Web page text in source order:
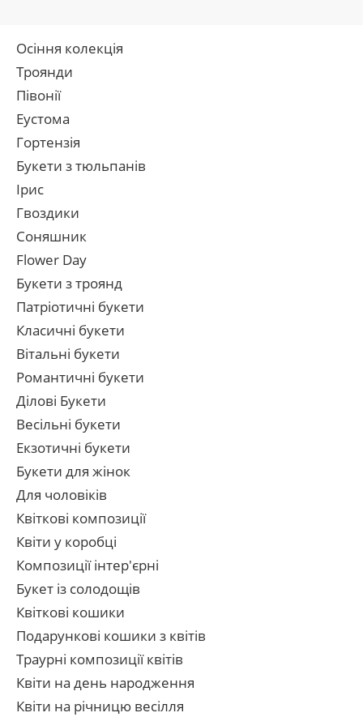
Осіння колекція
Троянди
Півонії
Еустома
Гортензія
Букети з тюльпанів
Ірис
Гвоздики
Соняшник
Flower Day
Букети з троянд
Патріотичні букети
Класичні букети
Вітальні букети
Романтичні букети
Ділові Букети
Весільні букети
Екзотичні букети
Букети для жінок
Для чоловіків
Квіткові композиції
Квіти у коробці
Композиції інтер'єрні
Букет із солодощів
Квіткові кошики
Подарункові кошики з квітів
Траурні композиції квітів
Квіти на день народження
Квіти на річницю весілля